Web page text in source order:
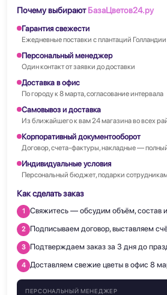
Почему выбираютБазаЦветов24.ру
Гарантия свежести
Ежедневные поставки с плантаций
Персональный менеджер
Один контакт от заявки до доставки
Доставка в офис
По городу к 8 марта, согласование интервала
Самовывоз и доставка
Из ближайшего к вам 24 магазина во всех
Корпоративный документооборот
Договор, счета-фактуры, накладные —
Индивидуальные условия
Персональный бюджет, подарки
Как сделать заказ
1 Свяжитесь — обсудим объём, состав
2 Подписываем договор, выставляем
3 Подтверждаем заказ за 3 дня до
4 Доставляем свежие цветы в офис 8
ПЕРСОНАЛЬНЫЙ МЕНЕДЖЕР